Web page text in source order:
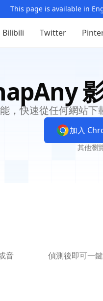
This page is available in
Bilibili Twitter
，快速從任何網站下
加入
其他瀏
音
偵測後即可一